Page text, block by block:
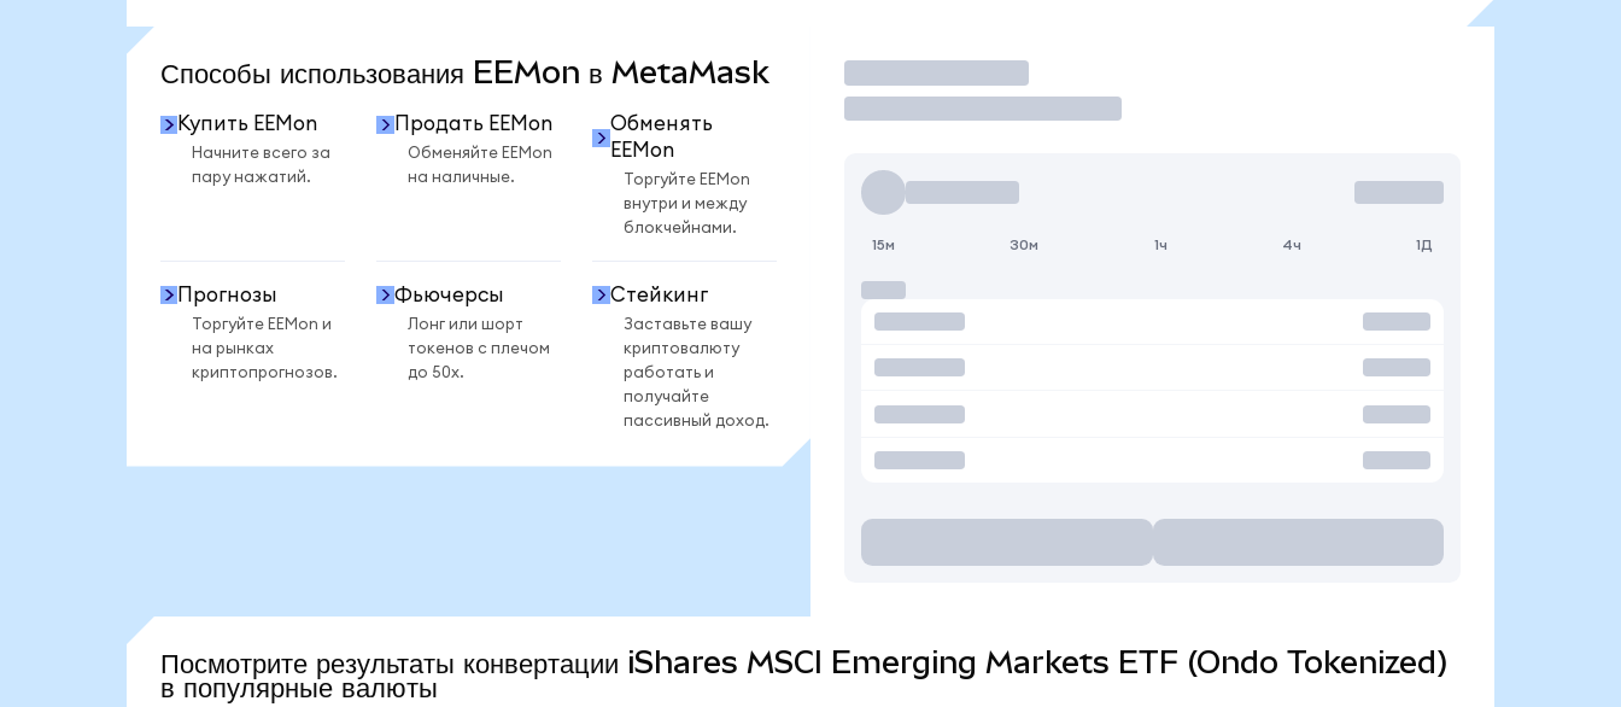
Способы использования EEMon в MetaMask
Купить EEMon
Начните всего за
пару нажатий.
Продать EEMon
Обменяйте EEMon
на наличные.
Обменять
EEMon
Торгуйте EEMon
внутри и между
блокчейнами.
Прогнозы
Торгуйте EEMon и
на рынках
криптопрогнозов.
Фьючерсы
Лонг или шорт
токенов с плечом
до 50x.
Стейкинг
Заставьте вашу
криптовалюту
работать и
получайте
пассивный доход.
Торговать
15м 30м 1ч 4ч 1Д
Посмотрите результаты конвертации iShares MSCI Emerging Markets ETF (Ondo Tokenized)
в популярные валюты